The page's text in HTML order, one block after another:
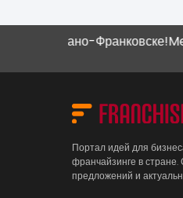
Франковске!Meat Bar от
Портал идей для
франчайзинге в
предложений и